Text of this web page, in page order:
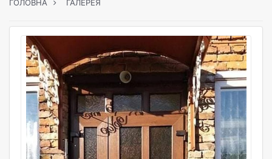
ГОЛОВНА ГАЛЕРЕЯ